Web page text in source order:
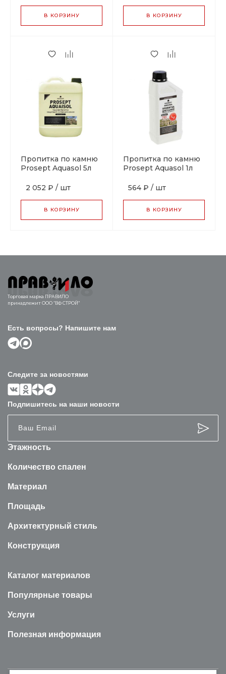
В КОРЗИНУ В КОРЗИНУ
Пропитка по камню
Prosept Aquasol 5л
2 052 ₽ / шт
В КОРЗИНУ
Пропитка по камню
Prosept Aquasol 1л
564 ₽ / шт
В КОРЗИНУ
Торговая марка ПРАВИЛО
принадлежит ООО “ВФ СТРОЙ”
Есть вопросы? Напишите нам
Следите за новостями
Подпишитесь на наши новости
Этажность
Количество спален
Материал
Площадь
Архитектурный стиль
Конструкция
Каталог материалов
Популярные товары
Услуги
Полезная информация